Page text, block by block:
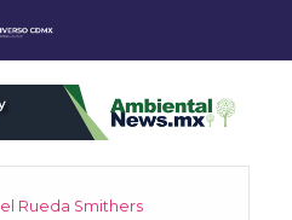
Rueda Smithers